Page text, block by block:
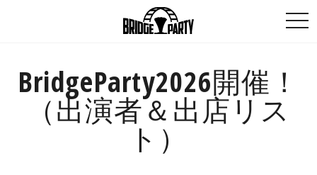
BridgeParty2026開催！
（出演者＆出店リス
ト）